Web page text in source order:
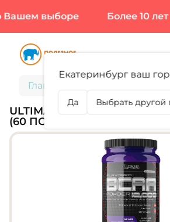
выборе Более 10 лет
Главная
ULTIMATE NUTRITION, BCAA
(60 ПОРЦИЙ)
Екатеринбург ваш
Да Выбрать другой